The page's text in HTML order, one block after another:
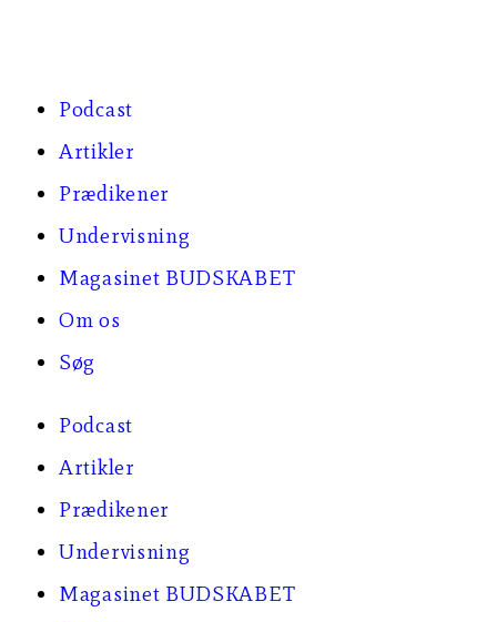
Podcast
Artikler
Prædikener
Undervisning
Magasinet BUDSKABET
Om os
Søg
Podcast
Artikler
Prædikener
Undervisning
Magasinet BUDSKABET